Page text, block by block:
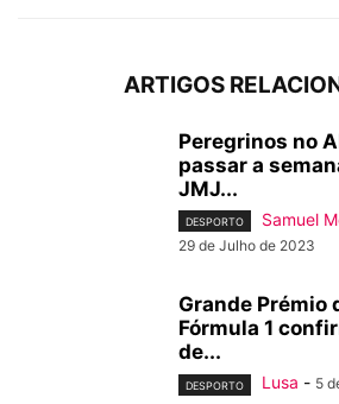
ARTIGOS
Peregrinos no
passar a
JMJ...
DESPORTO Samuel
29 de Julho de 2023
Grande Prémio
Fórmula 1
de...
DESPORTO Lusa - 5